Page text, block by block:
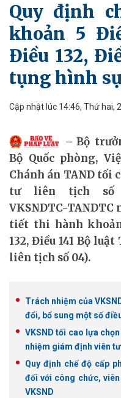
Quy định
khoản 5
Điều 132,
tụng hình
Cập nhật lúc 14:46, Thứ hai,
Bộ
Bộ Quốc phòng,
Chánh án TAND tối
tư liên tịch số
VKSNDTC-TANDTC
tiết thi hành
132, Điều 141 Bộ
liên tịch số 04).
Trách nhiệm của
đổi, bổ sung một số
VKSND tối cao lựa
nhiệm giám định viên
Quy định chế độ cấp
đối với công chức,
VKSND